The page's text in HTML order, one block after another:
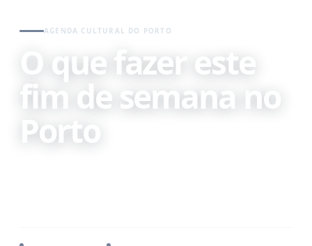
AGENDA CULTURAL DO PORTO
O que fazer este
fim de semana no
Porto